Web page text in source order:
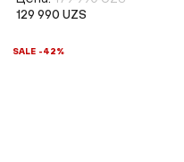
129 990 UZS
SALE -42%